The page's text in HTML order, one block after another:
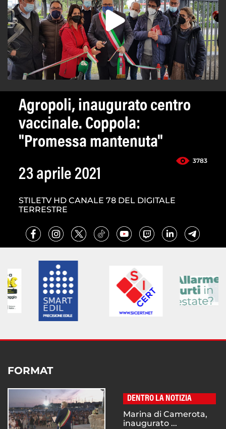
Agropoli, inaugurato centro
vaccinale. Coppola:
"Promessa mantenuta"
3783
23 aprile 2021
STILETV HD CANALE 78 DEL DIGITALE
TERRESTRE
FORMAT
DENTRO LA NOTIZIA
Marina di Camerota,
inaugurato ...